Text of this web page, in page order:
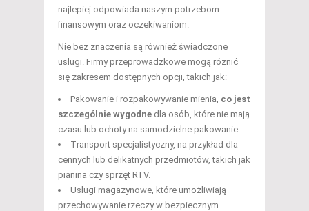
najlepiej odpowiada naszym potrzebom
finansowym oraz oczekiwaniom.
Nie bez znaczenia są również świadczone
usługi. Firmy przeprowadzkowe mogą różnić
się zakresem dostępnych opcji, takich jak:
Pakowanie i rozpakowywanie mienia, co jest
szczególnie wygodne dla osób, które nie mają
czasu lub ochoty na samodzielne pakowanie.
Transport specjalistyczny, na przykład dla
cennych lub delikatnych przedmiotów, takich jak
pianina czy sprzęt RTV.
Usługi magazynowe, które umożliwiają
przechowywanie rzeczy w bezpiecznym